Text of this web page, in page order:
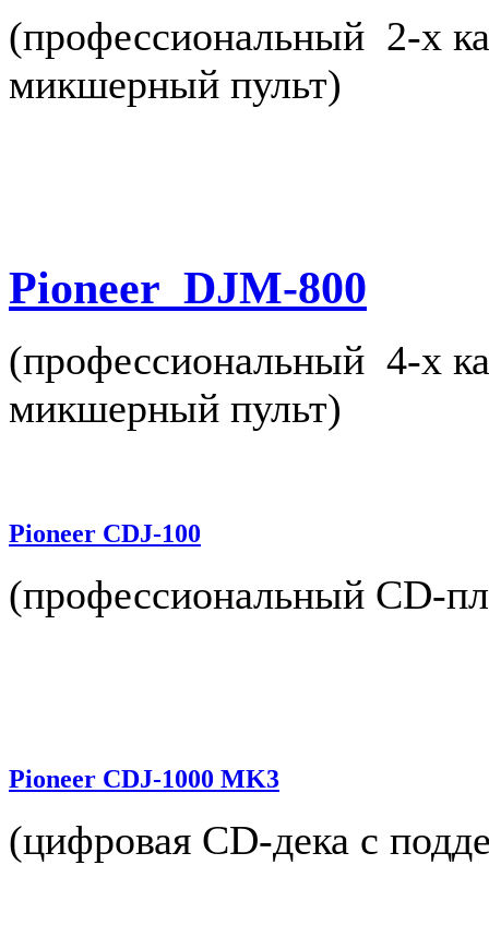
(профессиональный 2-х
микшерный пульт)
Pioneer DJM-800
(профессиональный 4-х
микшерный пульт)
Pioneer CDJ-100
(профессиональный CD-
Pioneer CDJ-1000 MK3
(цифровая CD-дека с